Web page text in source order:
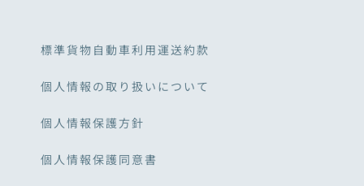
標準貨物自動車利用運送約款
個人情報の取り扱いについて
個人情報保護方針
個人情報保護同意書